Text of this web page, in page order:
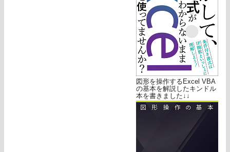
図形を操作するExcel VBA
の基本を解説したキンドル
本を書きました↓↓